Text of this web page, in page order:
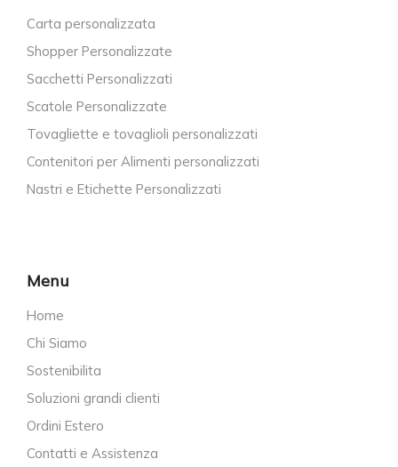
Carta personalizzata
Shopper Personalizzate
Sacchetti Personalizzati
Scatole Personalizzate
Tovagliette e tovaglioli personalizzati
Contenitori per Alimenti personalizzati
Nastri e Etichette Personalizzati
Menu
Home
Chi Siamo
Sostenibilita
Soluzioni grandi clienti
Ordini Estero
Contatti e Assistenza